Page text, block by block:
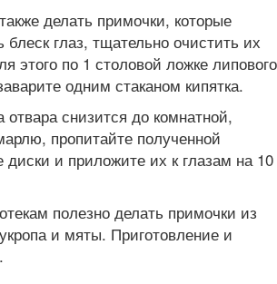
делать примочки, которые
блеск глаз, тщательно очистить их
этого по 1 столовой ложке липового
одним стаканом кипятка.
отвара снизится до комнатной,
пропитайте полученной
и приложите их к глазам на 10
полезно делать примочки из
и мяты. Приготовление и